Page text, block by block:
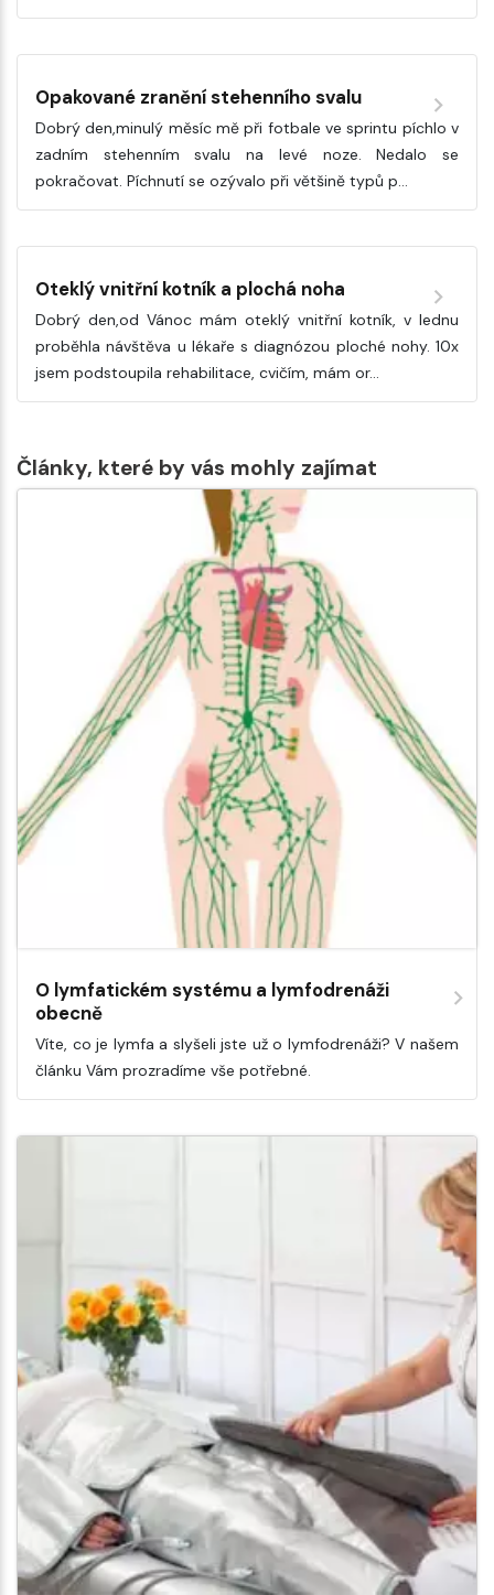
Opakované zranění stehenního svalu
Dobrý den,minulý měsíc mě při fotbale ve sprintu píchlo v
zadním stehenním svalu na levé noze. Nedalo se
pokračovat. Píchnutí se ozývalo při většině typů p…
Oteklý vnitřní kotník a plochá noha
Dobrý den,od Vánoc mám oteklý vnitřní kotník, v lednu
proběhla návštěva u lékaře s diagnózou ploché nohy. 10x
jsem podstoupila rehabilitace, cvičím, mám or…
Články, které by vás mohly zajímat
O lymfatickém systému a lymfodrenáži
obecně
Víte, co je lymfa a slyšeli jste už o lymfodrenáži? V našem
článku Vám prozradíme vše potřebné.